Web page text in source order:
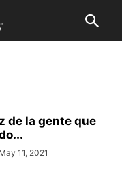
de la gente que
May 11, 2021